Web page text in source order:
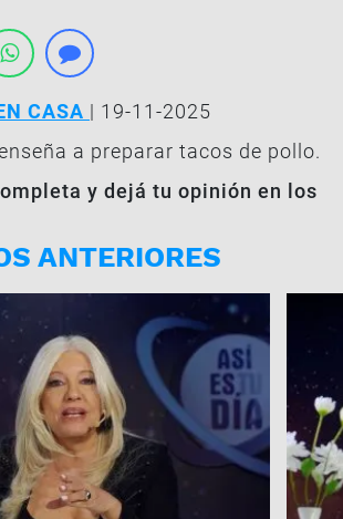
CASA | 19-11-2025
a preparar tacos de pollo.
y dejá tu opinión en los
ANTERIORES